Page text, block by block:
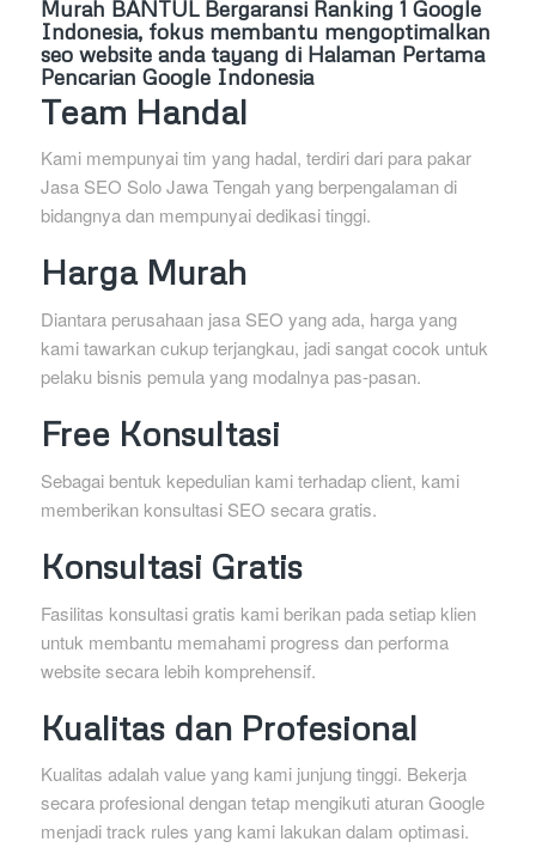
Murah BANTUL Bergaransi Ranking 1 Google
Indonesia, fokus membantu mengoptimalkan
seo website anda tayang di Halaman Pertama
Pencarian Google Indonesia
Team Handal
Kami mempunyai tim yang hadal, terdiri dari para pakar
Jasa SEO Solo Jawa Tengah yang berpengalaman di
bidangnya dan mempunyai dedikasi tinggi.
Harga Murah
Diantara perusahaan jasa SEO yang ada, harga yang
kami tawarkan cukup terjangkau, jadi sangat cocok untuk
pelaku bisnis pemula yang modalnya pas-pasan.
Free Konsultasi
Sebagai bentuk kepedulian kami terhadap client, kami
memberikan konsultasi SEO secara gratis.
Konsultasi Gratis
Fasilitas konsultasi gratis kami berikan pada setiap klien
untuk membantu memahami progress dan performa
website secara lebih komprehensif.
Kualitas dan Profesional
Kualitas adalah value yang kami junjung tinggi. Bekerja
secara profesional dengan tetap mengikuti aturan Google
menjadi track rules yang kami lakukan dalam optimasi.